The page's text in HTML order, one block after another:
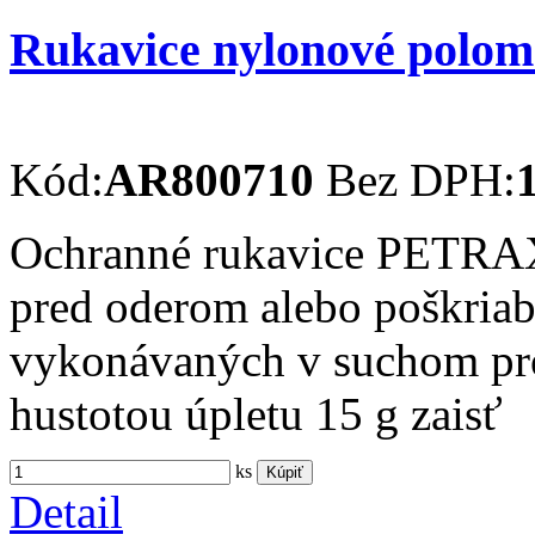
Rukavice nylonové
Kód:AR800710 Bez DPH:
Ochranné rukavice
pred oderom alebo
vykonávaných v suchom
hustotou úpletu 15 g zaisť
ks Kúpiť
Detail